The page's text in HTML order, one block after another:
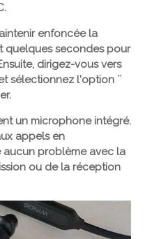
enfoncée la
secondes pour
dirigez-vous vers
sélectionnez l'option ``
un microphone intégré.
appels en
aucun problème avec la
ou de la réception